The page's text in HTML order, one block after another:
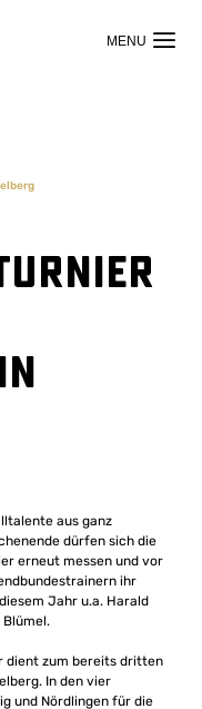
aus ganz
dürfen sich die
erneut messen und vor
ihr
Jahr u.a. Harald
Blümel.
dient zum bereits dritten
In den vier
und Nördlingen für die